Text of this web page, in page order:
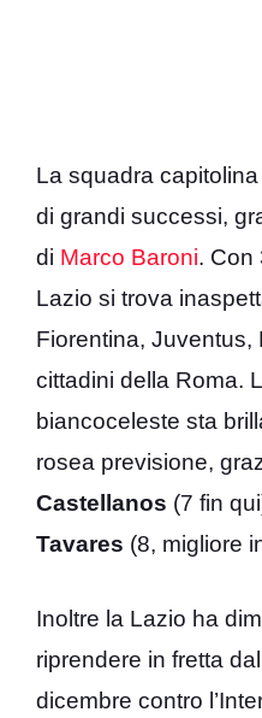
La squadra
di grandi successi,
di Marco Baroni. Con
Lazio si trova
Fiorentina, Juventus,
cittadini della Roma.
biancoceleste sta
rosea previsione,
Castellanos (7 fin
Tavares (8, migliore
Inoltre la Lazio ha
riprendere in fretta
dicembre contro